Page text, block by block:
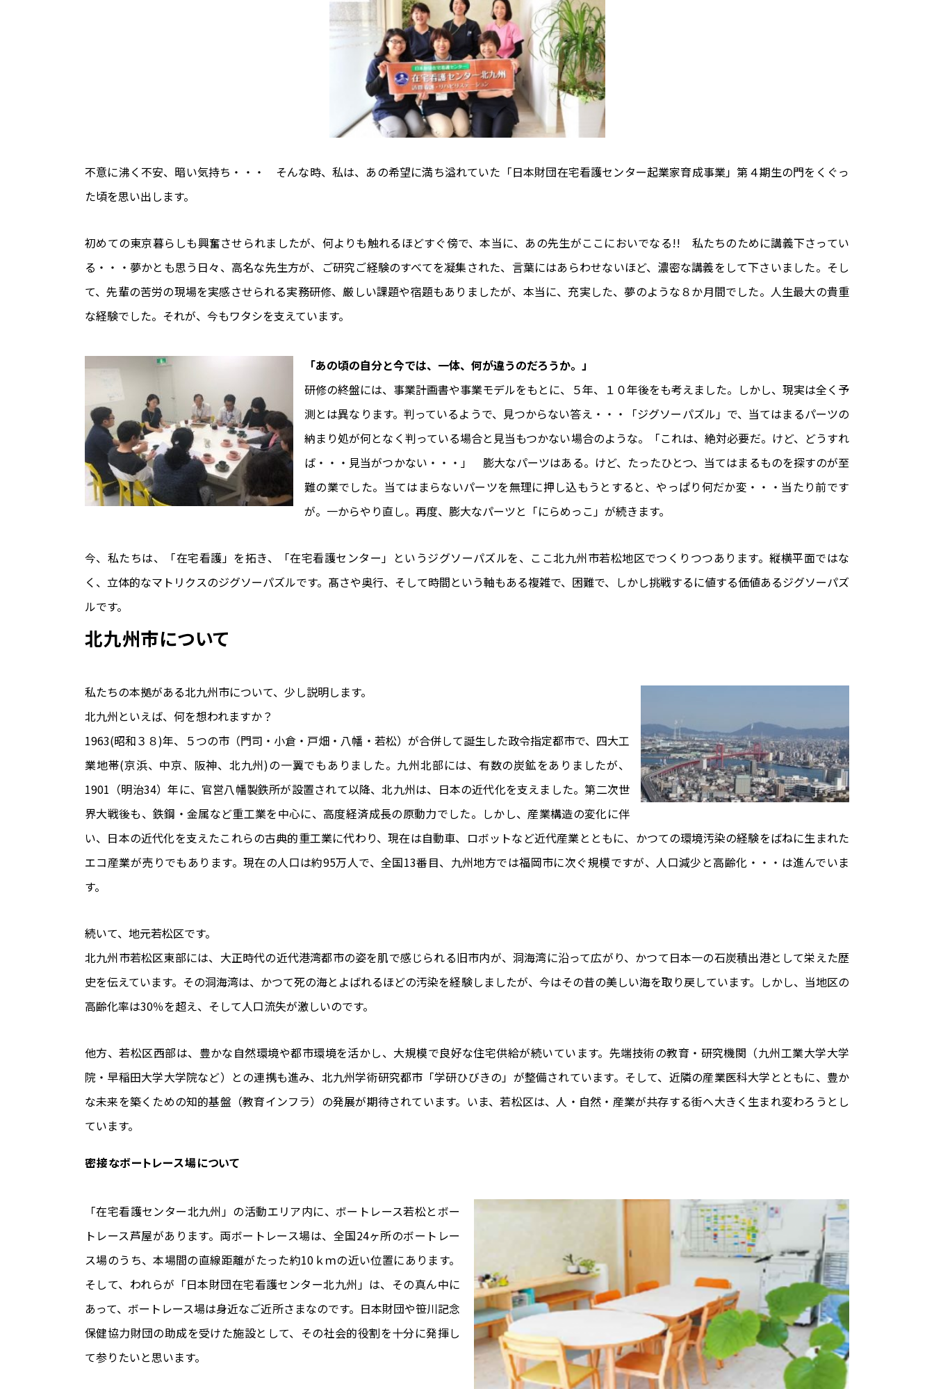
不意に沸く不安、暗い気持ち・・・ そんな時、私は、あの希望に満ち溢れていた「日本財団在宅看護センター起業家育成事業」第４期生の門をくぐっ
た頃を思い出します。
初めての東京暮らしも興奮させられましたが、何よりも触れるほどすぐ傍で、本当に、あの先生がここにおいでなる!! 私たちのために講義下さってい
る・・・夢かとも思う日々、高名な先生方が、ご研究ご経験のすべてを凝集された、言葉にはあらわせないほど、濃密な講義をして下さいました。そし
て、先輩の苦労の現場を実感させられる実務研修、厳しい課題や宿題もありましたが、本当に、充実した、夢のような８か月間でした。人生最大の貴重
な経験でした。それが、今もワタシを支えています。
「あの頃の自分と今では、一体、何が違うのだろうか。」
研修の終盤には、事業計画書や事業モデルをもとに、５年、１０年後をも考えました。しかし、現実は全く予
測とは異なります。判っているようで、見つからない答え・・・「ジグソーパズル」で、当てはまるパーツの
納まり処が何となく判っている場合と見当もつかない場合のような。「これは、絶対必要だ。けど、どうすれ
ば・・・見当がつかない・・・」 膨大なパーツはある。けど、たったひとつ、当てはまるものを探すのが至
難の業でした。当てはまらないパーツを無理に押し込もうとすると、やっぱり何だか変・・・当たり前です
が。一からやり直し。再度、膨大なパーツと「にらめっこ」が続きます。
今、私たちは、「在宅看護」を拓き、「在宅看護センター」というジグソーパズルを、ここ北九州市若松地区でつくりつつあります。縦横平面ではな
く、立体的なマトリクスのジグソーパズルです。髙さや奥行、そして時間という軸もある複雑で、困難で、しかし挑戦するに値する価値あるジグソーパズ
ルです。
北九州市について
私たちの本拠がある北九州市について、少し説明します。
北九州といえば、何を想われますか？
1963(昭和３８)年、５つの市（門司・小倉・戸畑・八幡・若松）が合併して誕生した政令指定都市で、四大工
業地帯(京浜、中京、阪神、北九州)の一翼でもありました。九州北部には、有数の炭鉱をありましたが、
1901（明治34）年に、官営八幡製鉄所が設置されて以降、北九州は、日本の近代化を支えました。第二次世
界大戦後も、鉄鋼・金属など重工業を中心に、高度経済成長の原動力でした。しかし、産業構造の変化に伴
い、日本の近代化を支えたこれらの古典的重工業に代わり、現在は自動車、ロボットなど近代産業とともに、かつての環境汚染の経験をばねに生まれた
エコ産業が売りでもあります。現在の人口は約95万人で、全国13番目、九州地方では福岡市に次ぐ規模ですが、人口減少と高齢化・・・は進んでいま
す。
続いて、地元若松区です。
北九州市若松区東部には、大正時代の近代港湾都市の姿を肌で感じられる旧市内が、洞海湾に沿って広がり、かつて日本一の石炭積出港として栄えた歴
史を伝えています。その洞海湾は、かつて死の海とよばれるほどの汚染を経験しましたが、今はその昔の美しい海を取り戻しています。しかし、当地区の
高齢化率は30％を超え、そして人口流失が激しいのです。
他方、若松区西部は、豊かな自然環境や都市環境を活かし、大規模で良好な住宅供給が続いています。先端技術の教育・研究機関（九州工業大学大学
院・早稲田大学大学院など）との連携も進み、北九州学術研究都市「学研ひびきの」が整備されています。そして、近隣の産業医科大学とともに、豊か
な未来を築くための知的基盤（教育インフラ）の発展が期待されています。いま、若松区は、人・自然・産業が共存する街へ大きく生まれ変わろうとし
ています。
密接なボートレース場について
「在宅看護センター北九州」の活動エリア内に、ボートレース若松とボー
トレース芦屋があります。両ボートレース場は、全国24ヶ所のボートレー
ス場のうち、本場間の直線距離がたった約10ｋｍの近い位置にあります。
そして、われらが「日本財団在宅看護センター北九州」は、その真ん中に
あって、ボートレース場は身近なご近所さまなのです。日本財団や笹川記念
保健協力財団の助成を受けた施設として、その社会的役割を十分に発揮し
て参りたいと思います。